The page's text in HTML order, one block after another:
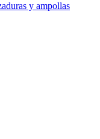
y ampollas